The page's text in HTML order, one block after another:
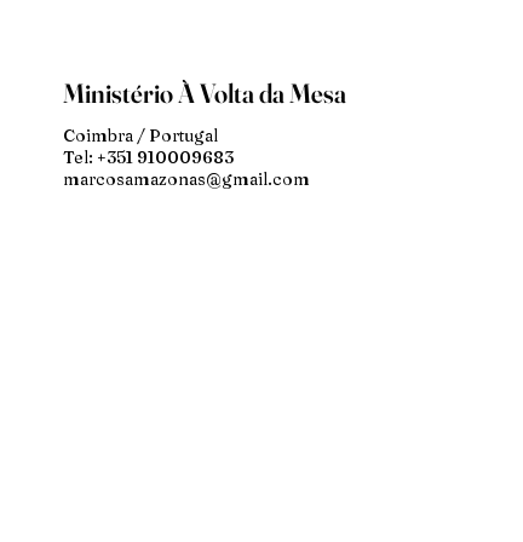
Ministério À Volta da Mesa
Coimbra / Portugal
Tel: +351 910009683
marcosamazonas@gmail.com